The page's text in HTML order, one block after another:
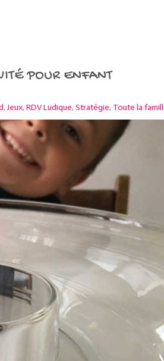
POUR ENFANT
, Jeux, RDV Ludique, Stratégie, Toute la